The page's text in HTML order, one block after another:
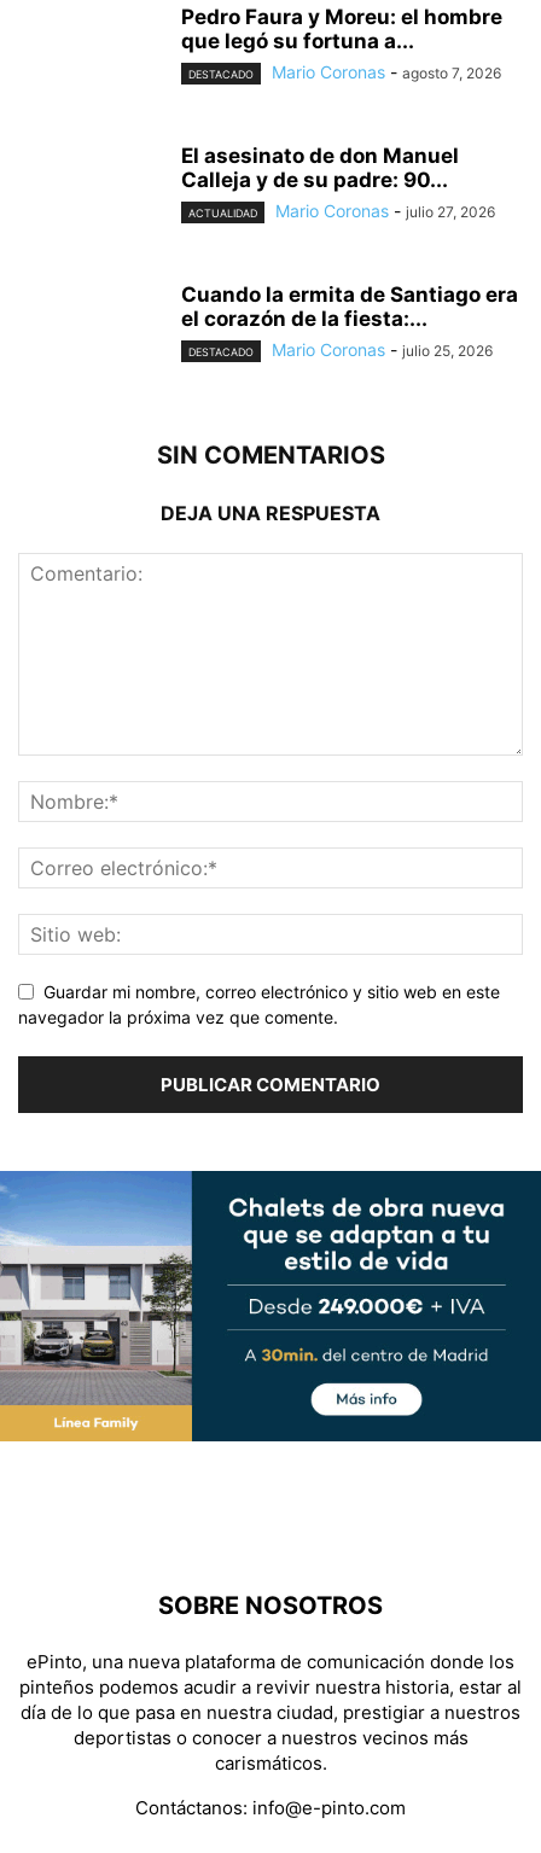
Pedro Faura y Moreu: el hombre
que legó su fortuna a...
DESTACADO Mario Coronas - agosto 7, 2026
El asesinato de don Manuel
Calleja y de su padre: 90...
ACTUALIDAD Mario Coronas - julio 27, 2026
Cuando la ermita de Santiago era
el corazón de la fiesta:...
DESTACADO Mario Coronas - julio 25, 2026
SIN COMENTARIOS
DEJA UNA RESPUESTA
Guardar mi nombre, correo electrónico y sitio web en este
navegador la próxima vez que comente.
SOBRE NOSOTROS
ePinto, una nueva plataforma de comunicación donde los
pinteños podemos acudir a revivir nuestra historia, estar al
día de lo que pasa en nuestra ciudad, prestigiar a nuestros
deportistas o conocer a nuestros vecinos más
carismáticos.
Contáctanos: info@e-pinto.com